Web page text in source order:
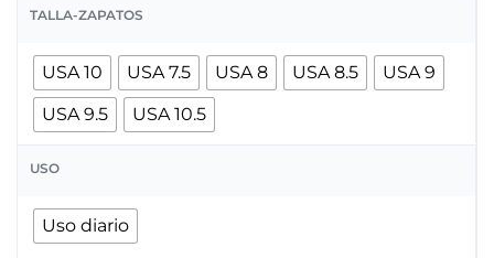
TALLA-ZAPATOS
USA 10 USA 7.5 USA 8 USA 8.5
USA 9
USA 9.5
USA 10.5
USO
Uso diario